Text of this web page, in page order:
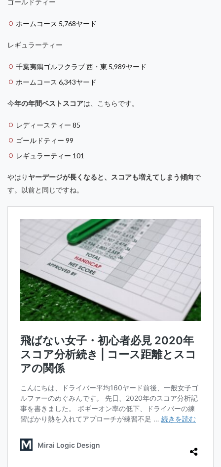
ゴールドティー
ホームコース 5,768ヤード
レギュラーティー
千葉夷隅ゴルフクラブ 西・東 5,989ヤード
ホームコース 6,343ヤード
今年の年間ベストスコアは、こちらです。
レディースティー 85
ゴールドティー 99
レギュラーティー 101
やはり ヤーデージが長くなると、スコアも増えてしまう傾向で
す。以前と同じですね。